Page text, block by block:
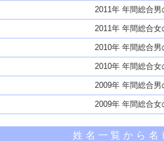
2011年 年間総合男
2011年 年間総合女
2010年 年間総合男
2010年 年間総合女
2009年 年間総合男
2009年 年間総合女
姓名一覧から名